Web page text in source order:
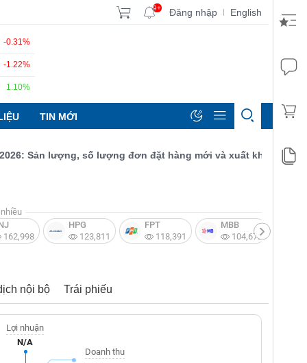
9+ Đăng nhập | English
-0.31%
-1.22%
1.10%
TIN MỚI
Sản lượng, số lượng đơn đặt hàng mới và xuất khẩu đều tăng
162,998
HPG
123,811
FPT
118,391
MBB
104,672
nội bộ Trái phiếu
Lợi nhuận
N/A
Doanh thu